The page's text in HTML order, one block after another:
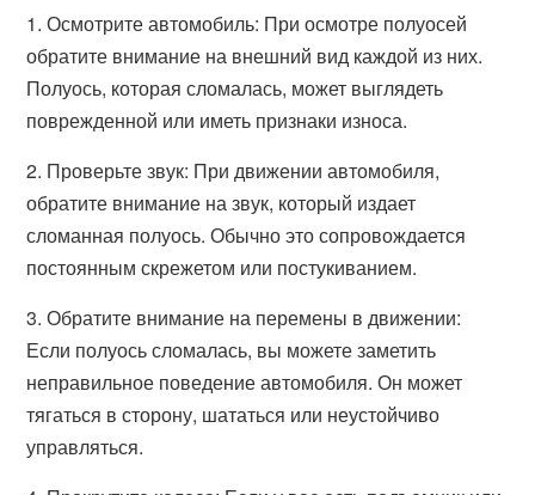
1. Осмотрите автомобиль: При осмотре полуосей
обратите внимание на внешний вид каждой из них.
Полуось, которая сломалась, может выглядеть
поврежденной или иметь признаки износа.
2. Проверьте звук: При движении автомобиля,
обратите внимание на звук, который издает
сломанная полуось. Обычно это сопровождается
постоянным скрежетом или постукиванием.
3. Обратите внимание на перемены в движении:
Если полуось сломалась, вы можете заметить
неправильное поведение автомобиля. Он может
тягаться в сторону, шататься или неустойчиво
управляться.